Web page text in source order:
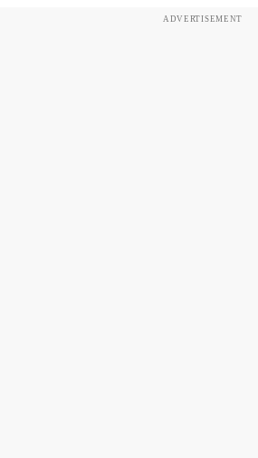
ADVERTISEMENT